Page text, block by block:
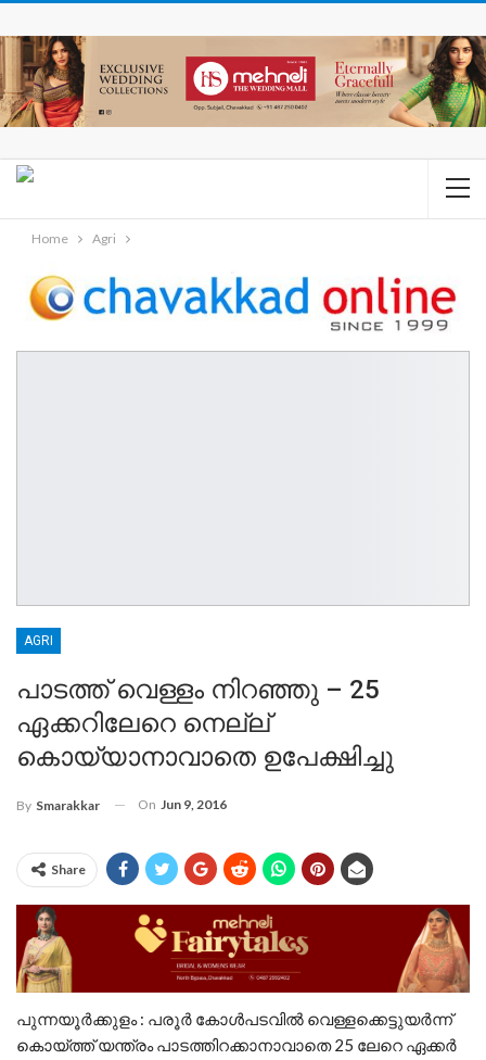
Home Agri
AGRI
പാടത്ത് വെള്ളം നിറഞ്ഞു – 25
ഏക്കറിലേറെ നെല്ല്
കൊയ്യാനാവാതെ ഉപേക്ഷിച്ചു
By Smarakkar On Jun 9, 2016
Share
പുന്നയൂര്‍ക്കുളം : പരൂര്‍ കോള്‍പടവില്‍ വെള്ളക്കെട്ടുയര്‍ന്ന്
കൊയ്ത്ത് യന്ത്രം പാടത്തിറക്കാനാവാതെ 25 ലേറെ ഏക്കര്‍